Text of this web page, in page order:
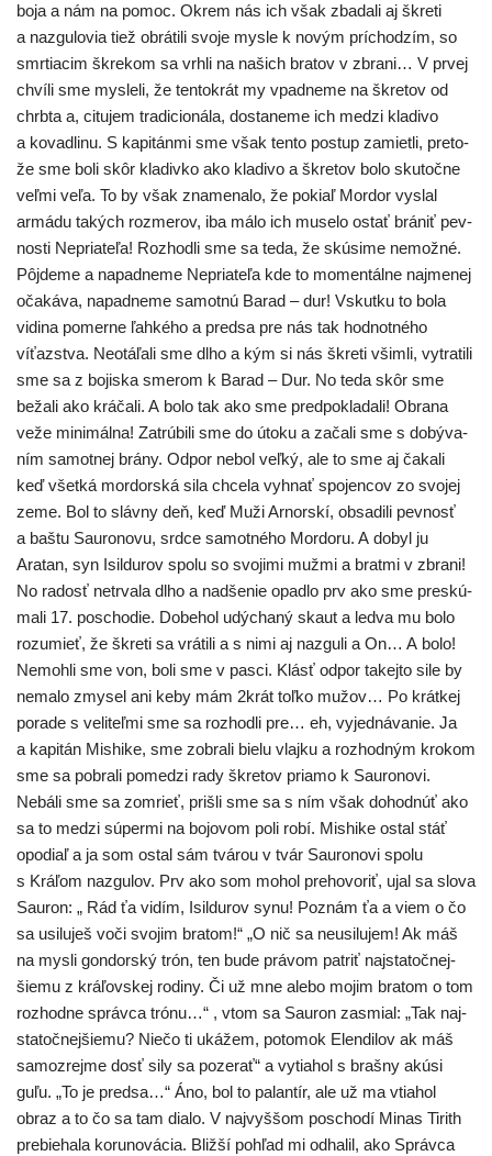
boja a nám na pomoc. Okrem nás ich však zba­da­li aj škre­ti
a naz­gu­lo­via tiež obrá­ti­li svo­je mys­le k novým prí­cho­dzím, so
smr­tia­cim škre­kom sa vrh­li na našich bra­tov v zbra­ni… V prvej
chví­li sme mys­le­li, že ten­to­krát my vpad­ne­me na škre­tov od
chrb­ta a, citu­jem tra­di­ci­oná­la, dosta­ne­me ich medzi kla­di­vo
a kovad­li­nu. S kapi­tán­mi sme však ten­to postup zamiet­li, pre­to­
že sme boli skôr kla­div­ko ako kla­di­vo a škre­tov bolo sku­toč­ne
veľ­mi veľa. To by však zna­me­na­lo, že pokiaľ Mordor vyslal
armá­du takých roz­me­rov, iba málo ich muse­lo ostať brá­niť pev­
nos­ti Nepriateľa! Rozhodli sme sa teda, že skú­si­me nemož­né.
Pôjdeme a napad­ne­me Nepriateľa kde to momen­tál­ne naj­me­nej
oča­ká­va, napad­ne­me samot­nú Barad – dur! Vskutku to bola
vidi­na pomer­ne ľah­ké­ho a pred­sa pre nás tak hod­not­né­ho
víťazs­tva. Neotáľali sme dlho a kým si nás škre­ti všim­li, vytra­ti­li
sme sa z bojis­ka sme­rom k Barad – Dur. No teda skôr sme
beža­li ako krá­ča­li. A bolo tak ako sme pred­po­kla­da­li! Obrana
veže mini­mál­na! Zatrúbili sme do úto­ku a zača­li sme s dobý­va­
ním samot­nej brá­ny. Odpor nebol veľ­ký, ale to sme aj čaka­li
keď všet­ká mor­dor­ská sila chce­la vyhnať spo­jen­cov zo svo­jej
zeme. Bol to sláv­ny deň, keď Muži Arnorskí, obsa­di­li pev­nosť
a baš­tu Sauronovu, srd­ce samot­né­ho Mordoru. A dobyl ju
Aratan, syn Isildurov spo­lu so svo­ji­mi muž­mi a brat­mi v zbra­ni!
No radosť netrva­la dlho a nad­še­nie opad­lo prv ako sme pre­skú­
ma­li 17. poscho­die. Dobehol udý­cha­ný skaut a led­va mu bolo
roz­umieť, že škre­ti sa vrá­ti­li a s nimi aj naz­gu­li a On… A bolo!
Nemohli sme von, boli sme v pas­ci. Klásť odpor takej­to sile by
nema­lo zmy­sel ani keby mám 2krát toľ­ko mužov… Po krát­kej
pora­de s veli­teľ­mi sme sa roz­hod­li pre… eh, vyjed­ná­va­nie. Ja
a kapi­tán Mishike, sme zobra­li bie­lu vlaj­ku a roz­hod­ným kro­kom
sme sa pobra­li pome­dzi rady škre­tov pria­mo k Sauronovi.
Nebáli sme sa zomrieť, priš­li sme sa s ním však dohod­núť ako
sa to medzi súper­mi na bojo­vom poli robí. Mishike ostal stáť
opo­diaľ a ja som ostal sám tvá­rou v tvár Sauronovi spo­lu
s Kráľom naz­gu­lov. Prv ako som mohol pre­ho­vo­riť, ujal sa slo­va
Sauron: „ Rád ťa vidím, Isildurov synu! Poznám ťa a viem o čo
sa usi­lu­ješ voči svo­jim bra­tom!“ „O nič sa neusi­lu­jem! Ak máš
na mys­li gon­dor­ský trón, ten bude prá­vom pat­riť naj­sta­toč­nej­
šie­mu z krá­ľov­skej rodi­ny. Či už mne ale­bo mojim bra­tom o tom
roz­hod­ne správ­ca tró­nu…“ , vtom sa Sauron zasmial: „Tak naj­
sta­toč­nej­šie­mu? Niečo ti uká­žem, poto­mok Elendilov ak máš
samoz­rej­me dosť sily sa poze­rať“ a vytia­hol s braš­ny akú­si
guľu. „To je pred­sa…“ Áno, bol to palan­tír, ale už ma vtia­hol
obraz a to čo sa tam dia­lo. V naj­vyš­šom poscho­dí Minas Tirith
pre­bie­ha­la koru­no­vá­cia. Bližší pohľad mi odha­lil, ako Správca